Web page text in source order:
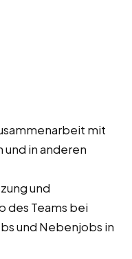
mit
in anderen
und
des Teams bei
und Nebenjobs in